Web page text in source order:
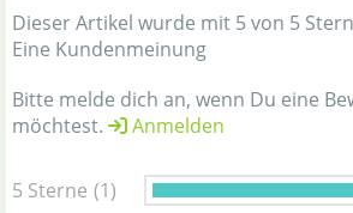
Dieser Artikel wurde mit 5 von 5
Eine Kundenmeinung
Bitte melde dich an, wenn Du eine
möchtest.
Anmelden
5 Sterne (1)